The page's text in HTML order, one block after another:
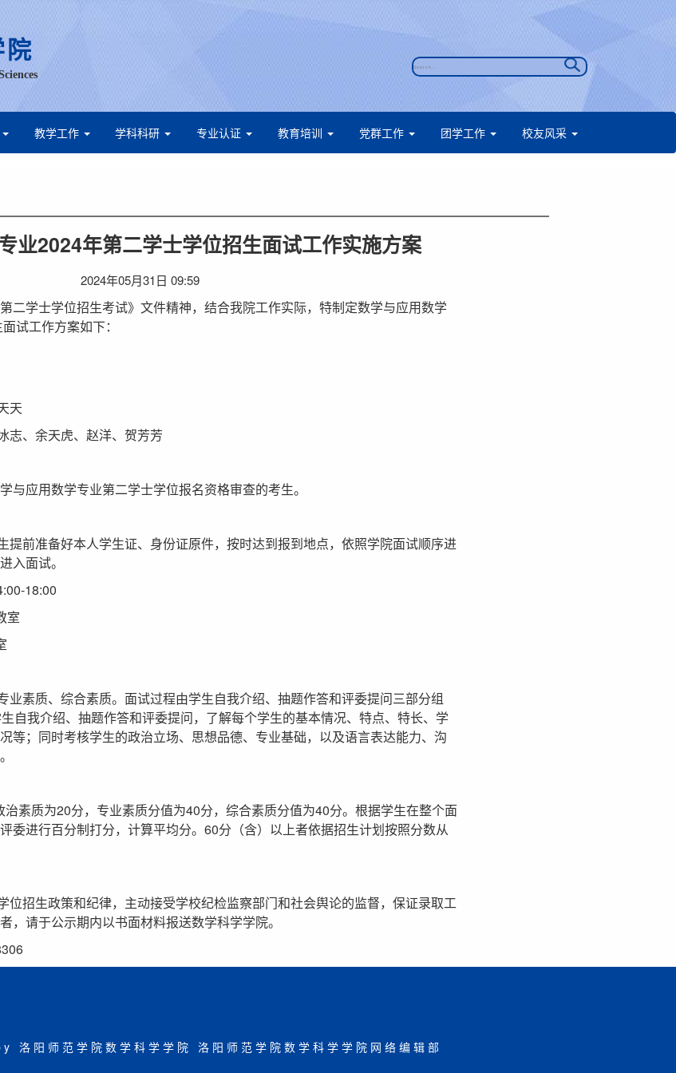
教学工作 学科科研 专业认证 教育培训 党群工作 团学工作 校友风采
业2024年第二学士学位招生面试工作实施方案
2024年05月31日 09:59
二学士学位招生考试》文件精神，结合我院工作实际，特制定数学与应用数学
试工作方案如下：
天
志、余天虎、赵洋、贺芳芳
与应用数学专业第二学士学位报名资格审查的考生。
提前准备好本人学生证、身份证原件，按时达到报到地点，依照学院面试顺序进
入面试。
18:00
室
业素质、综合素质。面试过程由学生自我介绍、抽题作答和评委提问三部分组
自我介绍、抽题作答和评委提问，了解每个学生的基本情况、特点、特长、学
等；同时考核学生的政治立场、思想品德、专业基础，以及语言表达能力、沟
素质为20分，专业素质分值为40分，综合素质分值为40分。根据学生在整个面
委进行百分制打分，计算平均分。60分（含）以上者依据招生计划按照分数从
位招生政策和纪律，主动接受学校纪检监察部门和社会舆论的监督，保证录取工
，请于公示期内以书面材料报送数学科学学院。
阳师范学院数学科学学院 洛阳师范学院数学科学学院网络编辑部